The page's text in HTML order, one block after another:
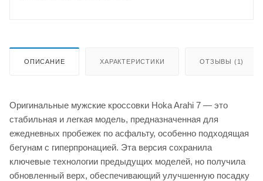
ОПИСАНИЕ ХАРАКТЕРИСТИКИ ОТЗЫВЫ (1)
Оригинальные мужские кроссовки Hoka Arahi 7 — это
стабильная и легкая модель, предназначенная для
ежедневных пробежек по асфальту, особенно подходящая
бегунам с гиперпронацией. Эта версия сохранила
ключевые технологии предыдущих моделей, но получила
обновленный верх, обеспечивающий улучшенную посадку